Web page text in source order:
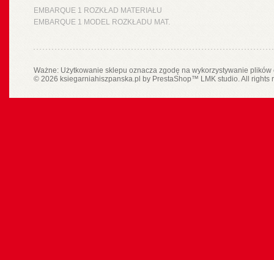
EMBARQUE 1 ROZKŁAD MATERIAŁU
EMBARQUE 1 MODEL ROZKŁADU MAT.
Ważne: Użytkowanie sklepu oznacza zgodę na wykorzystywanie
© 2026 ksiegarniahiszpanska.pl by PrestaShop™ LMK studio. All rights